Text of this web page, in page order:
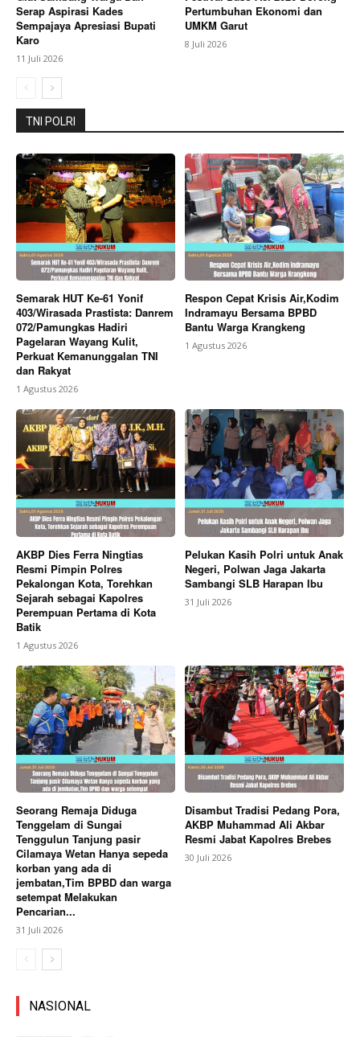
SUBSCRIBE NOW
Company
Contact us
Subscription Plans
My account
Bagikan Artikel
Berita Lainnya Bupati Karo Ajak Mitra Internasional
dan Dunia Usaha Berkolaborasi Membangun Karo
pada Gala Dinner FBB 2026
Serap Aspirasi Kades
Sempajaya Apresiasi Bupati
Karo
11 Juli 2026
Pertumbuhan Ekonomi dan
UMKM Garut
8 Juli 2026
TNI POLRI
Semarak HUT Ke-61 Yonif
403/Wirasada Prastista: Danrem
072/Pamungkas Hadiri
Pagelaran Wayang Kulit,
Perkuat Kemanunggalan TNI
dan Rakyat
1 Agustus 2026
Respon Cepat Krisis Air,Kodim
Indramayu Bersama BPBD
Bantu Warga Krangkeng
1 Agustus 2026
AKBP Dies Ferra Ningtias
Resmi Pimpin Polres
Pekalongan Kota, Torehkan
Sejarah sebagai Kapolres
Perempuan Pertama di Kota
Batik
1 Agustus 2026
Pelukan Kasih Polri untuk Anak
Negeri, Polwan Jaga Jakarta
Sambangi SLB Harapan Ibu
31 Juli 2026
Seorang Remaja Diduga
Tenggelam di Sungai
Tenggulun Tanjung pasir
Cilamaya Wetan Hanya sepeda
korban yang ada di
jembatan,Tim BPBD dan warga
setempat Melakukan
Pencarian...
31 Juli 2026
Disambut Tradisi Pedang Pora,
AKBP Muhammad Ali Akbar
Resmi Jabat Kapolres Brebes
30 Juli 2026
NASIONAL